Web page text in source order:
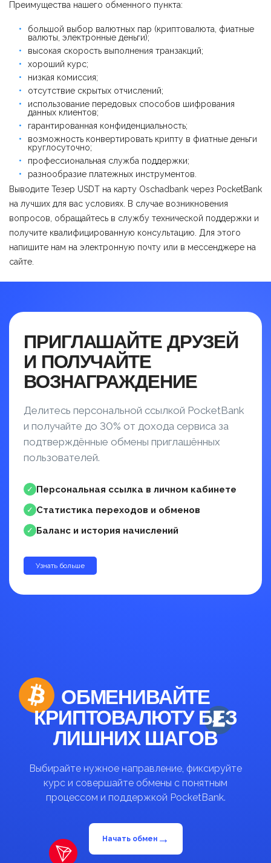
Преимущества нашего обменного пункта:
большой выбор валютных пар (криптовалюта, фиатные
валюты, электронные деньги);
высокая скорость выполнения транзакций;
хороший курс;
низкая комиссия;
отсутствие скрытых отчислений;
использование передовых способов шифрования
данных клиентов;
гарантированная конфиденциальность;
возможность конвертировать крипту в фиатные деньги
круглосуточно;
профессиональная служба поддержки;
разнообразие платежных инструментов.
Выводите Тезер USDT на карту Оschadbank через PocketBank
на лучших для вас условиях. В случае возникновения
вопросов, обращайтесь в службу технической поддержки и
получите квалифицированную консультацию. Для этого
напишите нам на электронную почту или в мессенджере на
сайте.
ПРИГЛАШАЙТЕ ДРУЗЕЙ
И ПОЛУЧАЙТЕ
ВОЗНАГРАЖДЕНИЕ
Делитесь персональной ссылкой PocketBank
и получайте до 30% от дохода сервиса за
подтверждённые обмены приглашённых
пользователей.
✓ Персональная ссылка в личном кабинете
✓ Статистика переходов и обменов
✓ Баланс и история начислений
Узнать больше
ОБМЕНИВАЙТЕ
КРИПТОВАЛЮТУ БЕЗ
ЛИШНИХ ШАГОВ
Выбирайте нужное направление, фиксируйте
курс и совершайте обмены с понятным
процессом и поддержкой PocketBank.
Начать обмен→